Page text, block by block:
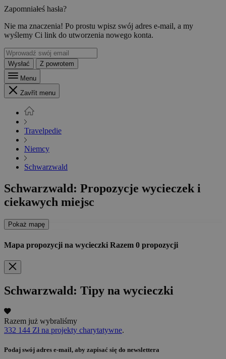
Zapomniałeś hasła?
Nie ma znaczenia! Po prostu wpisz swój adres e-mail, a my
wyślemy Ci link do utworzenia nowego konta.
Wysłać
Z powrotem
Menu
Zavřít menu
Travelpedie
Niemcy
Schwarzwald
Schwarzwald: Propozycje wycieczek i
ciekawych miejsc
Pokaż mapę
Mapa propozycji na wycieczki Razem 0 propozycji
Schwarzwald: Tipy na wycieczki
Razem już wybraliśmy
332 144 Zł na projekty charytatywne.
Podaj swój adres e-mail, aby zapisać się do newslettera